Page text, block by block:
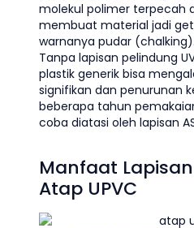
molekul polimer terpecah
membuat material jadi
warnanya pudar (chalking).
Tanpa lapisan pelindung
plastik generik bisa
signifikan dan penurunan
beberapa tahun
coba diatasi oleh lapisan
Manfaat Lapisan
Atap UPVC